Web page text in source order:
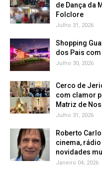
de Dança da
Folclore
Julho 31, 2026
Shopping
dos Pais
Julho 30, 2026
Cerco de
com clamor
Matriz de
Julho 31, 2026
Roberto
cinema,
novidades
Janeiro 04, 2026